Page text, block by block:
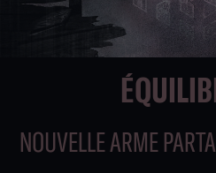
NOUVELLE ARME